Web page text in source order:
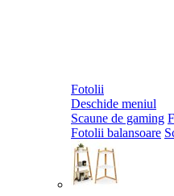
Fotolii
Deschide meniul
Scaune de gaming
Fotolii balansoare